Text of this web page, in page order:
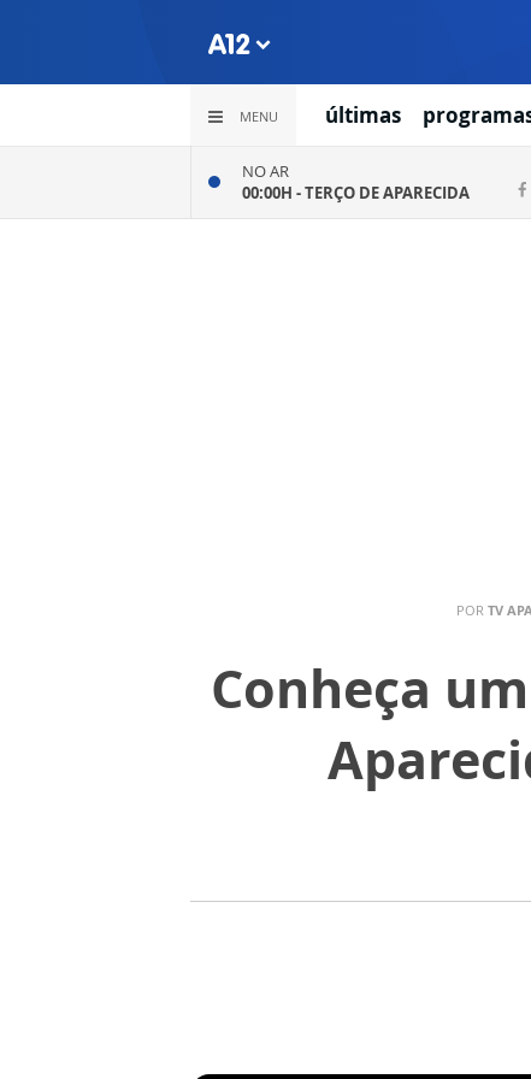
MENU últimas
NO AR
00:00H -TERÇO DE APARECIDA
POR TV
Conheça